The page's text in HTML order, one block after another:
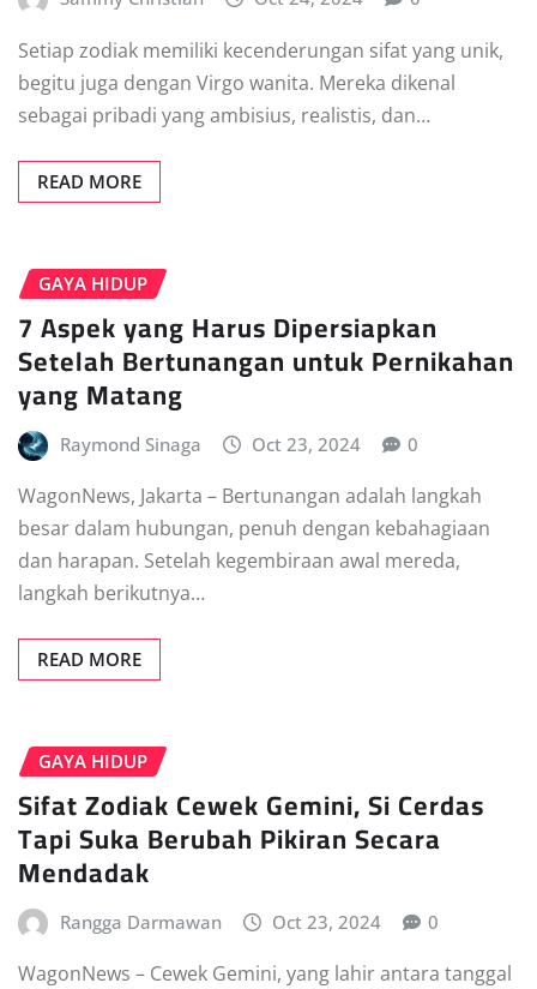
Setiap zodiak memiliki kecenderungan sifat yang unik,
begitu juga dengan Virgo wanita. Mereka dikenal
sebagai pribadi yang ambisius, realistis, dan…
READ MORE
GAYA HIDUP
7 Aspek yang Harus Dipersiapkan
Setelah Bertunangan untuk Pernikahan
yang Matang
Raymond Sinaga Oct 23, 2024 0
WagonNews, Jakarta – Bertunangan adalah langkah
besar dalam hubungan, penuh dengan kebahagiaan
dan harapan. Setelah kegembiraan awal mereda,
langkah berikutnya…
READ MORE
GAYA HIDUP
Sifat Zodiak Cewek Gemini, Si Cerdas
Tapi Suka Berubah Pikiran Secara
Mendadak
Rangga Darmawan Oct 23, 2024 0
WagonNews – Cewek Gemini, yang lahir antara tanggal